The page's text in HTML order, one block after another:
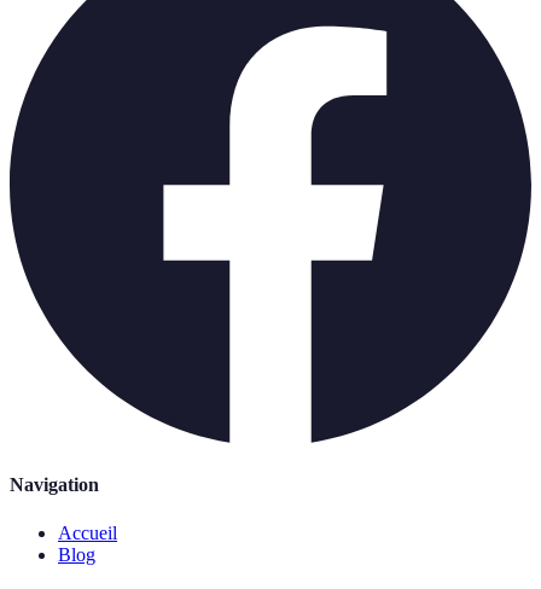
Navigation
Accueil
Blog